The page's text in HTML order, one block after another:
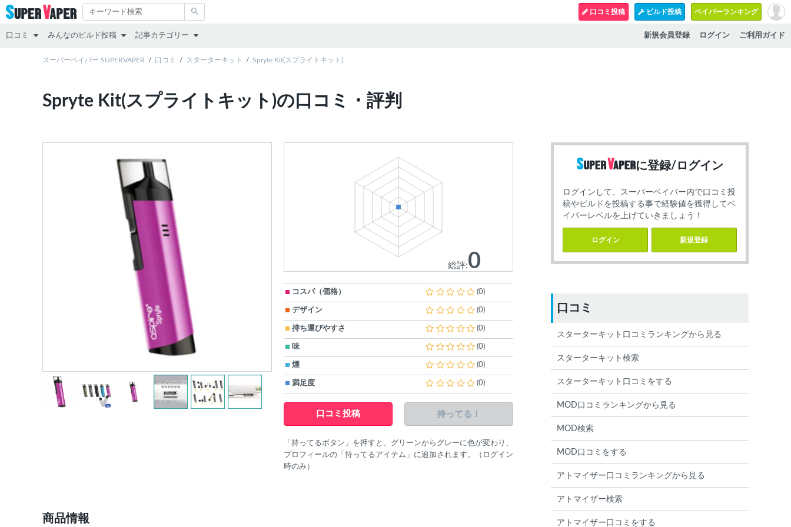
口コミ投稿 ビルド投稿 ベイパーランキング
ご利用ガイド
ログイン
新規会員登録
口コミ
スターターキット
アトマイザー
みんなのビルド投稿
RDA
RDTA
記事カテゴリー
その他
リキッド
MOD
アトマイザー
互換機
コラム
ショップ情報
スーパーベイパー SUPERVAPER 口コミ スターターキット Spryte Kit(スプライトキット)
Spryte Kit(スプライトキット)の口コミ・評判
総評:0
コスパ（価格） (0)
デザイン (0)
持ち運びやすさ (0)
味 (0)
煙 (0)
満足度 (0)
口コミ投稿 持ってる！
「持ってるボタン」を押すと、グリーンからグレーに色が変わり、
プロフィールの「持ってるアイテム」に追加されます。（ログイン
時のみ）
商品情報
に登録/ログイン
ログインして、スーパーベイパー内で口コミ投
稿やビルドを投稿する事で経験値を獲得してベ
イパーレベルを上げていきましょう！
ログイン 新規登録
口コミ
スターターキット口コミランキングから見る
スターターキット検索
スターターキット口コミをする
MOD口コミランキングから見る
MOD検索
MOD口コミをする
アトマイザー口コミランキングから見る
アトマイザー検索
アトマイザー口コミをする